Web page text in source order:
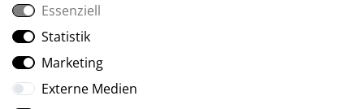
Social Media
Essenziell
Statistik
Marketing
Externe Medien